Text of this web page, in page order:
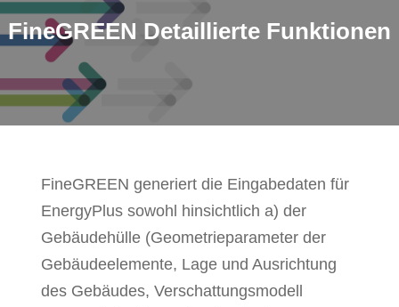
FineGREEN Detaillierte Funktionen
FineGREEN generiert die Eingabedaten für
EnergyPlus sowohl hinsichtlich a) der
Gebäudehülle (Geometrieparameter der
Gebäudeelemente, Lage und Ausrichtung
des Gebäudes, Verschattungsmodell